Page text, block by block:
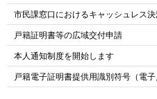
市民課窓口におけるキャッシュレス
戸籍証明書等の広域交付申請
本人通知制度を開始します
戸籍電子証明書提供用識別符号（電子